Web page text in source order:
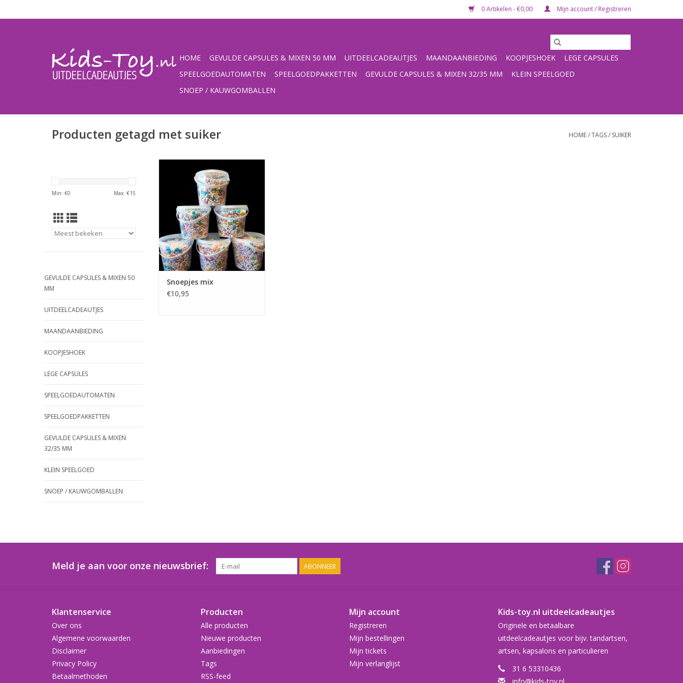
0 Artikelen - €0,00 Mijn account / Registreren
HOME GEVULDE CAPSULES & MIXEN 50 MM UITDEELCADEAUTJES MAANDAANBIEDING KOOPJESHOEK
LEGE CAPSULES
SPEELGOEDAUTOMATEN
SPEELGOEDPAKKETTEN GEVULDE CAPSULES & MIXEN 32/35 MM
KLEIN SPEELGOED
SNOEP / KAUWGOMBALLEN
Producten getagd met suiker HOME/TAGS/ SUIKER
Min: €0 Max: €15
GEVULDE CAPSULES & MIXEN 50
MM
UITDEELCADEAUTJES
MAANDAANBIEDING
KOOPJESHOEK
LEGE CAPSULES
SPEELGOEDAUTOMATEN
SPEELGOEDPAKKETTEN
GEVULDE CAPSULES & MIXEN
32/35 MM
KLEIN SPEELGOED
SNOEP / KAUWGOMBALLEN
TOEVOEGEN AAN WINKELWAGEN
Snoepjes mix
€10,95
Meld je aan voor onze nieuwsbrief: ABONNEER
Klantenservice
Over ons
Algemene voorwaarden
Disclaimer
Privacy Policy
Betaalmethoden
Producten
Alle producten
Nieuwe producten
Aanbiedingen
Tags
RSS-feed
Mijn account
Registreren
Mijn bestellingen
Mijn tickets
Mijn verlanglijst
Kids-toy.nl uitdeelcadeautjes
Originele en betaalbare
uitdeelcadeautjes voor bijv. tandartsen,
artsen, kapsalons en particulieren
31 6 53310436